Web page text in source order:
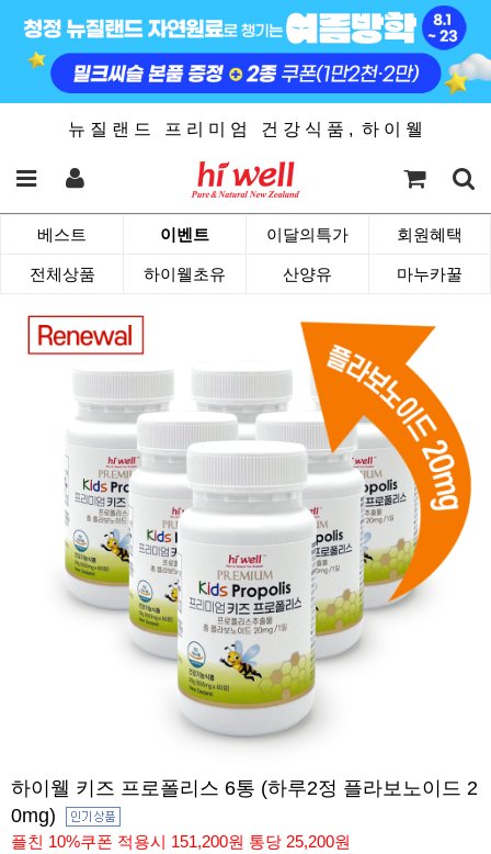
뉴 질 랜 드 프 리 미 엄 건 강 식 품 , 하 이 웰
베스트 이벤트 이달의특가 회원혜택
전체상품 하이웰초유 산양유 마누카꿀
하이웰 키즈 프로폴리스 6통 (하루2정 플라보노이드 2
0mg)
플친 10%쿠폰 적용시 151,200원 통당 25,200원